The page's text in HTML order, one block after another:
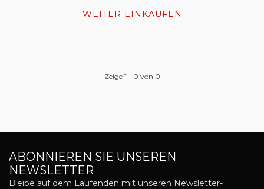
WEITER EINKAUFEN
Zeige 1 - 0 von 0
ABONNIEREN SIE UNSEREN
NEWSLETTER
Bleibe auf dem Laufenden mit unseren Newsletter-